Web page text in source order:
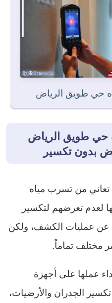
حي طويق الرياض
حي طويق الرياض
بدون تكسير
تعاني من تسرب مياه
لعدم تعرضهم لتكسير
عن عمليات الكشف، ولكن
مختلف تماماً.
عملها على أجهزة
الجدران والأرضيات،